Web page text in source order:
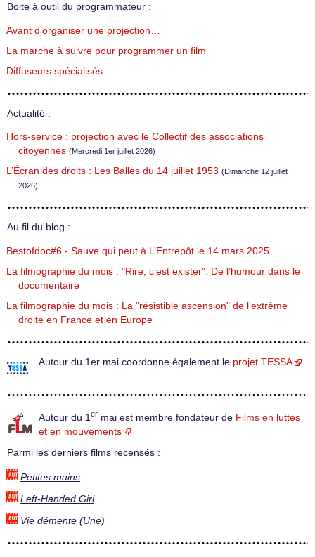
Boite à outil du programmateur :
Avant d’organiser une projection…
La marche à suivre pour programmer un film
Diffuseurs spécialisés
Actualité :
Hors-service : projection avec le Collectif des associations
citoyennes (Mercredi 1er juillet 2026)
L’Écran des droits : Les Balles du 14 juillet 1953 (Dimanche 12 juillet
2026)
Au fil du blog :
Bestofdoc#6 - Sauve qui peut à L’Entrepôt le 14 mars 2025
La filmographie du mois : "Rire, c’est exister". De l’humour dans le
documentaire
La filmographie du mois : La "résistible ascension" de l’extrême
droite en France et en Europe
Autour du 1er mai coordonne également le projet TESSA
Autour du 1 er mai est membre fondateur de Films en luttes
et en mouvements
Parmi les derniers films recensés :
Petites mains
Left-Handed Girl
Vie démente (Une)